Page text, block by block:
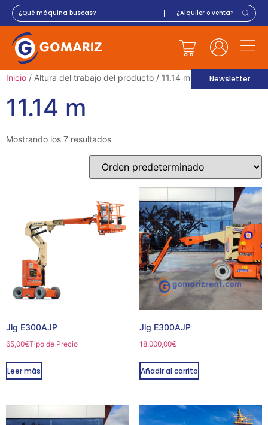
Newsletter
Inicio / Altura del trabajo del producto / 11.14 m
11.14 m
Mostrando los 7 resultados
Jlg E300AJP
65,00€Tipo de Precio
Leer más
Jlg E300AJP
18.000,00€
Añadir al carrito